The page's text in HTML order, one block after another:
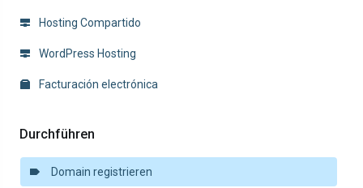
Hosting Compartido
WordPress Hosting
Facturación electrónica
Durchführen
Domain registrieren